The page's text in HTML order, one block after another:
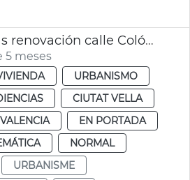
Licitación obras renovación calle Colón València
5 meses
URBANISMO
CIUTAT VELLA
VALENCIA
EN PORTADA
NORMAL
URBANISME